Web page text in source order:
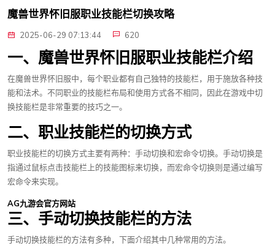
魔兽世界怀旧服职业技能栏切换攻略
2025-06-29 07:13:44 620
一、魔兽世界怀旧服职业技能栏介绍
在魔兽世界怀旧服中，每个职业都有自己独特的技能栏，用于施放各种技
能和法术。不同职业的技能栏布局和使用方式各不相同，因此在游戏中切
换技能栏是非常重要的技巧之一。
二、职业技能栏的切换方式
职业技能栏的切换方式主要有两种：手动切换和宏命令切换。手动切换是
指通过鼠标点击技能栏上的技能图标来切换，而宏命令切换则是通过编写
宏命令来实现。
AG九游会官方网站
三、手动切换技能栏的方法
手动切换技能栏的方法有多种，下面介绍其中几种常用的方法。